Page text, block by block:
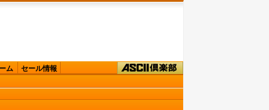
ム セール情報